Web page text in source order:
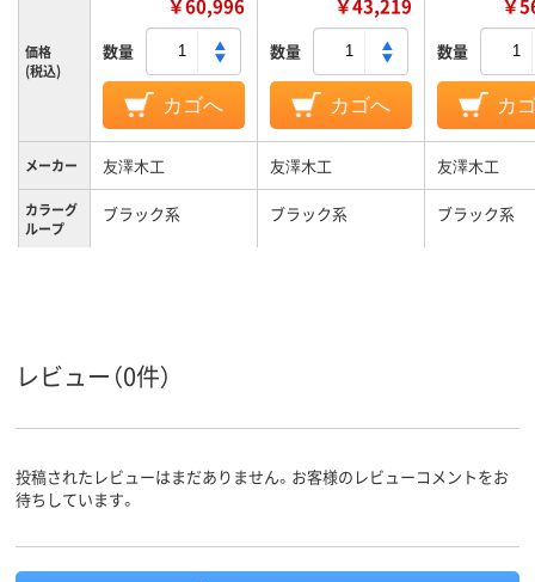
価格
(税込)
￥60,996
数量
カゴへ
￥43,219
数量
カゴへ
￥
数量
カ
メーカー 友澤木工 友澤木工 友澤木工
カラーグ
ループ
ブラック系 ブラック系 ブラック系
レビュー（0件）
投稿されたレビューはまだありません。お客様のレビューコメントをお
待ちしています。